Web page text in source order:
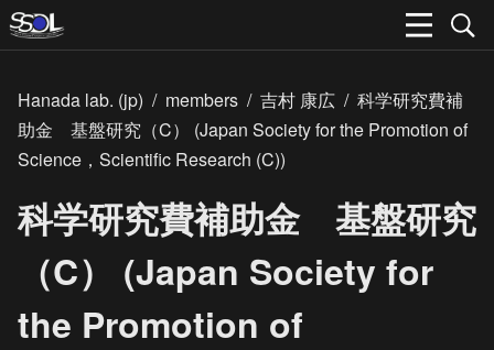
Hanada lab. (jp) / members / 吉村 康広 / 科学研究費補
助金 基盤研究（C） (Japan Society for the Promotion of
Science，Scientific Research (C))
科学研究費補助金 基盤研究
（C） (Japan Society for
the Promotion of